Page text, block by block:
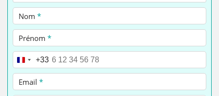
Nom *
Prénom *
Téléphone *
+33
Email *